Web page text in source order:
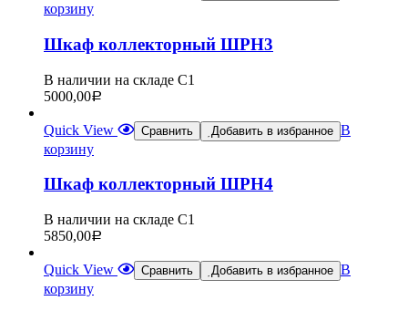
корзину
Шкаф коллекторный ШРН3
В наличии на складе С1
5000,00Р
Quick View Сравнить Добавить в избранное В
корзину
Шкаф коллекторный ШРН4
В наличии на складе С1
5850,00Р
Quick View Сравнить Добавить в избранное В
корзину